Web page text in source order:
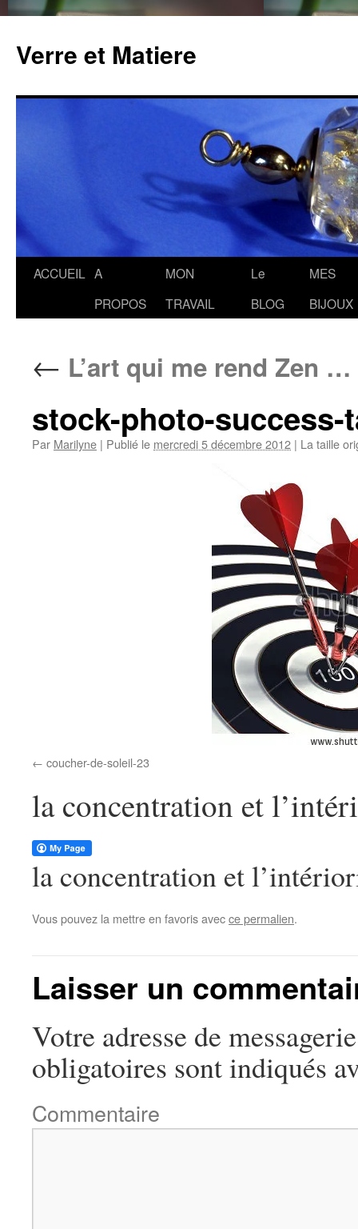
Verre et Matiere
Aller
ACCUEIL A
PROPOS
MON
TRAVAIL
Le
BLOG
MES
BIJOUX
← L’art qui me rend Zen …
stock-photo-success-
Par Marilyne | Publié le mercredi 5 décembre 2012 | La taille
coucher-de-soleil-23
la concentration et
la concentration et
Vous pouvez la mettre en favoris avecce permalien.
Laisser un
Votre adresse de
obligatoires sont indiqués
Commentaire